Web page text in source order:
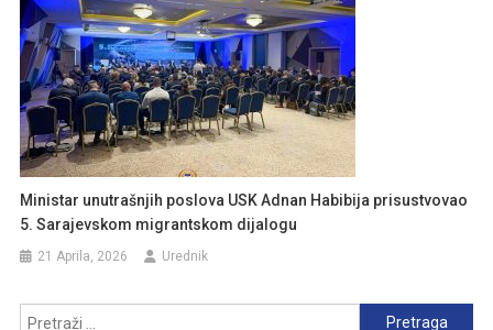
Ministar unutrašnjih poslova USK Adnan Habibija prisustvovao
5. Sarajevskom migrantskom dijalogu
21 Aprila, 2026 Urednik
Pretraga: